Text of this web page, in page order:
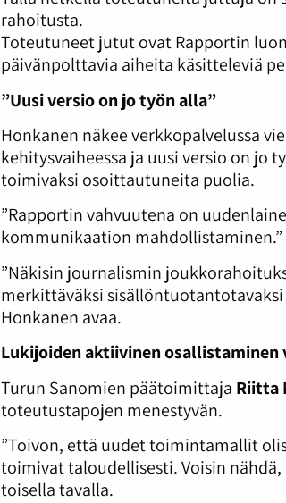
rahoitusta.
Toteutuneet jutut ovat Rapportin
päivänpolttavia aiheita käsitteleviä
”Uusi versio on jo työn alla”
Honkanen näkee verkkopalvelussa
kehitysvaiheessa ja uusi versio on jo
toimivaksi osoittautuneita puolia.
”Rapportin vahvuutena on
kommunikaation mahdollistaminen.”
”Näkisin journalismin
merkittäväksi
Honkanen avaa.
Lukijoiden aktiivinen
Turun Sanomien päätoimittaja Riitta
toteutustapojen menestyvän.
”Toivon, että uudet toimintamallit
toimivat taloudellisesti. Voisin
toisella tavalla.